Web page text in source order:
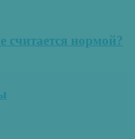
считается нормой?